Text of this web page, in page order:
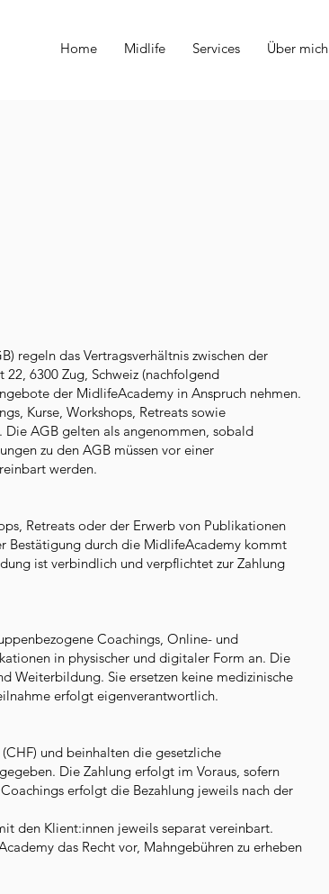
Home Midlife Services Über mich
regeln das Vertragsverhältnis zwischen der
6300 Zug, Schweiz (nachfolgend
der MidlifeAcademy in Anspruch nehmen.
Kurse, Workshops, Retreats sowie
AGB gelten als angenommen, sobald
zu den AGB müssen vor einer
werden.
Retreats oder der Erwerb von Publikationen
durch die MidlifeAcademy kommt
ist verbindlich und verpflichtet zur Zahlung
Coachings, Online- und
in physischer und digitaler Form an. Die
Weiterbildung. Sie ersetzen keine medizinische
erfolgt eigenverantwortlich.
und beinhalten die gesetzliche
Die Zahlung erfolgt im Voraus, sofern
erfolgt die Bezahlung jeweils nach der
den Klient:innen jeweils separat vereinbart.
das Recht vor, Mahngebühren zu erheben